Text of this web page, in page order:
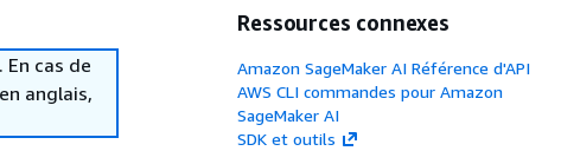
cas de
anglais,
Ressources connexes
Amazon SageMaker AI Référence d'API
AWS CLI commandes pour Amazon
SageMaker AI
SDK et outils